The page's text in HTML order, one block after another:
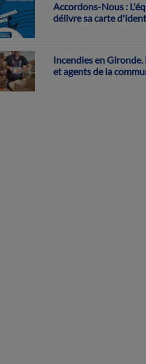
Accordons-Nous :
délivre sa carte
Incendies en Gironde.
et agents de la